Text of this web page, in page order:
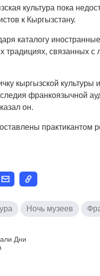
культура пока
к Кыргызстану.
каталогу
связанных с
кыргызской
франкоязычной
он.
практикантом
Ночь музеев
Дни